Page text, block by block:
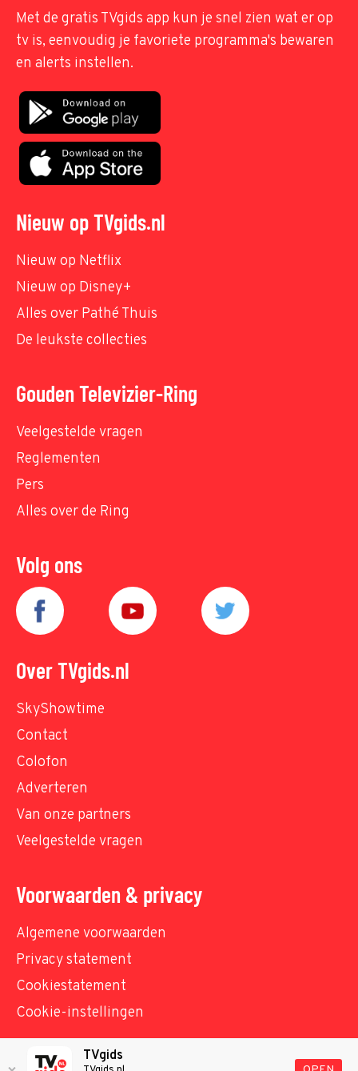
Met de gratis TVgids app kun je snel zien wat er op
tv is, eenvoudig je favoriete programma's bewaren
en alerts instellen.
Nieuw op TVgids.nl
Nieuw op Netflix
Nieuw op Disney+
Alles over Pathé Thuis
De leukste collecties
Gouden Televizier-Ring
Veelgestelde vragen
Reglementen
Pers
Alles over de Ring
Volg ons
Over TVgids.nl
SkyShowtime
Contact
Colofon
Adverteren
Van onze partners
Veelgestelde vragen
Voorwaarden & privacy
Algemene voorwaarden
Privacy statement
Cookiestatement
Cookie-instellingen
© TVgids.nl 2026 - All rights reserved. No text and
TVgids